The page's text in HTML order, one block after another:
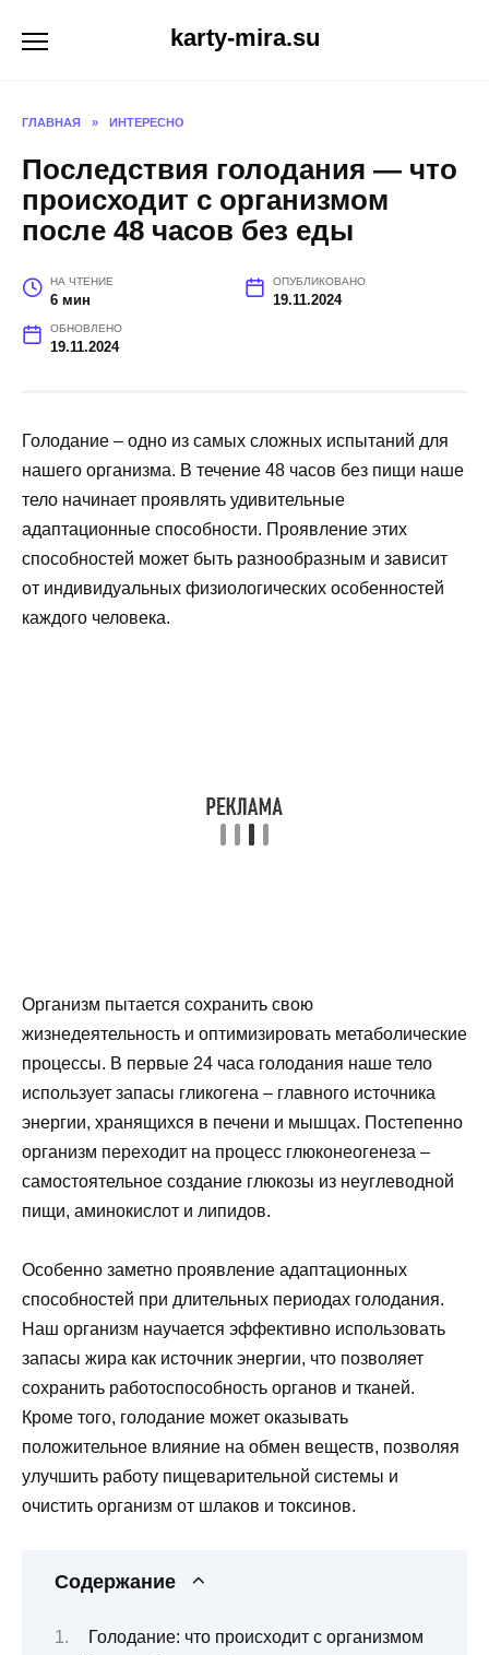
karty-mira.su
ГЛАВНАЯ » ИНТЕРЕСНО
Последствия голодания — что
происходит с организмом
после 48 часов без еды
НА ЧТЕНИЕ
6 мин
ОПУБЛИКОВАНО
19.11.2024
ОБНОВЛЕНО
19.11.2024
Голодание – одно из самых сложных испытаний для
нашего организма. В течение 48 часов без пищи наше
тело начинает проявлять удивительные
адаптационные способности. Проявление этих
способностей может быть разнообразным и зависит
от индивидуальных физиологических особенностей
каждого человека.
Организм пытается сохранить свою
жизнедеятельность и оптимизировать метаболические
процессы. В первые 24 часа голодания наше тело
использует запасы гликогена – главного источника
энергии, хранящихся в печени и мышцах. Постепенно
организм переходит на процесс глюконеогенеза –
самостоятельное создание глюкозы из неуглеводной
пищи, аминокислот и липидов.
Особенно заметно проявление адаптационных
способностей при длительных периодах голодания.
Наш организм научается эффективно использовать
запасы жира как источник энергии, что позволяет
сохранить работоспособность органов и тканей.
Кроме того, голодание может оказывать
положительное влияние на обмен веществ, позволяя
улучшить работу пищеварительной системы и
очистить организм от шлаков и токсинов.
Содержание
Голодание: что происходит с организмом